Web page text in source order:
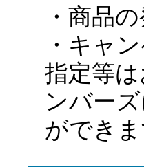
・商品
・キャ
指定等
ンバー
ができ